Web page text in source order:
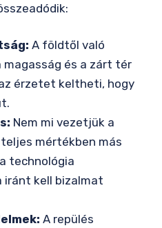
A földtől való
magasság és a zárt tér
érzetet keltheti, hogy
Nem mi vezetjük a
mértékben más
technológia
iránt kell bizalmat
A repülés